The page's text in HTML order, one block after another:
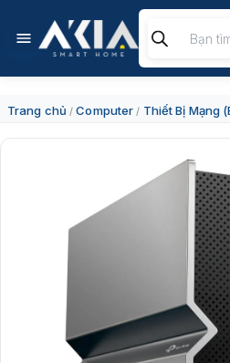
kiếm
sản
Trang chủ /Computer / Thiết Bị Mạng